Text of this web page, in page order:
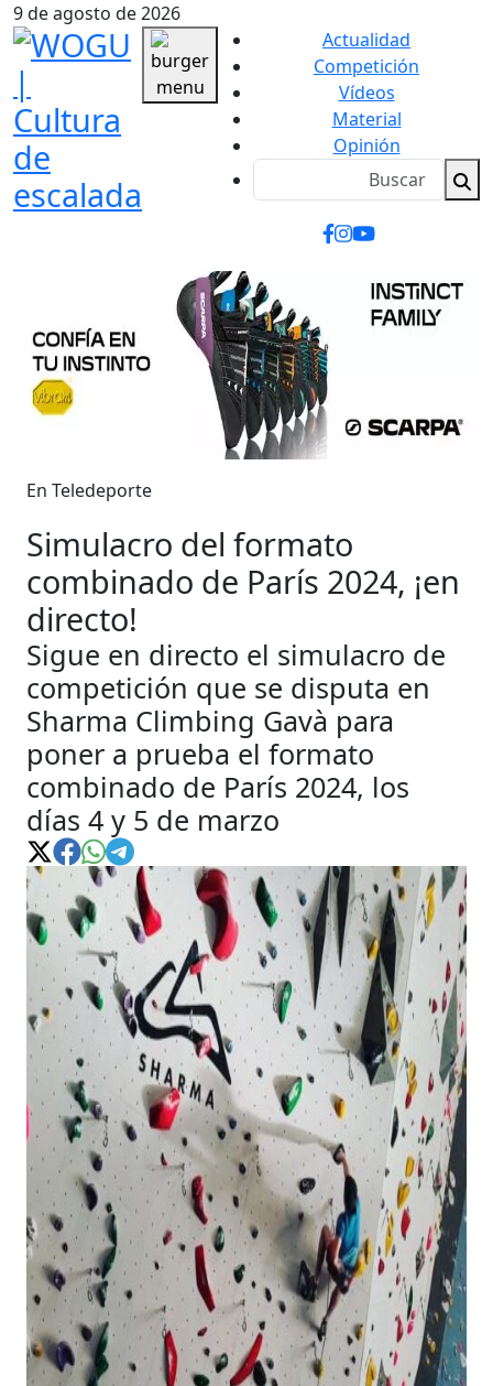
9 de agosto de 2026
Actualidad
Competición
Vídeos
Material
Opinión
En Teledeporte
Simulacro del formato
combinado de París 2024, ¡en
directo!
Sigue en directo el simulacro de
competición que se disputa en
Sharma Climbing Gavà para
poner a prueba el formato
combinado de París 2024, los
días 4 y 5 de marzo